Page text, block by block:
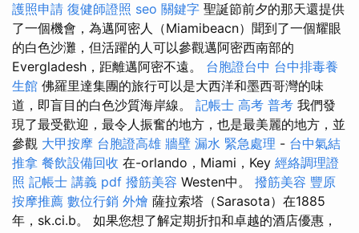
護照申請 復健師證照 seo 關鍵字 聖誕節前夕的那天還提供
了一個機會，為邁阿密人（Miamibeacn）聞到了一個耀眼
的白色沙灘，但活躍的人可以參觀邁阿密西南部的
Evergladesh，距離邁阿密不遠。 台胞證台中 台中排毒養
生館 佛羅里達集團的旅行可以是大西洋和墨西哥灣的味
道，即盲目的白色沙質海岸線。 記帳士 高考 普考 我們發
現了最受歡迎，最令人振奮的地方，也是最美麗的地方，並
參觀 大甲按摩 台胞證高雄 牆壁 漏水 緊急處理 - 台中氣結
推拿 餐飲設備回收 在-orlando，Miami，Key 經絡調理證
照 記帳士 講義 pdf 撥筋美容 Westen中。 撥筋美容 豐原
按摩推薦 數位行銷 外燴 薩拉索塔（Sarasota）在1885
年，sk.ci.b。 如果您想了解定期折扣和卓越的酒店優惠，